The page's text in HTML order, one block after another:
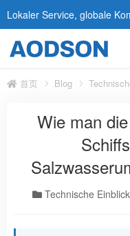
Lokaler Service, globale
首页 Blog
Wie man
Technische